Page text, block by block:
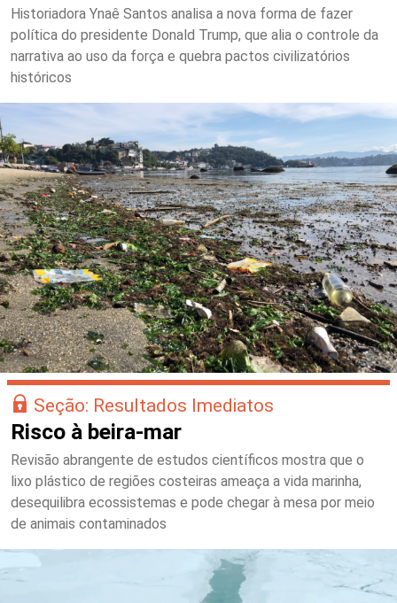
Historiadora Ynaê Santos analisa a nova forma de fazer
política do presidente Donald Trump, que alia o controle da
narrativa ao uso da força e quebra pactos civilizatórios
históricos
Seção: Resultados Imediatos
Risco à beira-mar
Revisão abrangente de estudos científicos mostra que o
lixo plástico de regiões costeiras ameaça a vida marinha,
desequilibra ecossistemas e pode chegar à mesa por meio
de animais contaminados